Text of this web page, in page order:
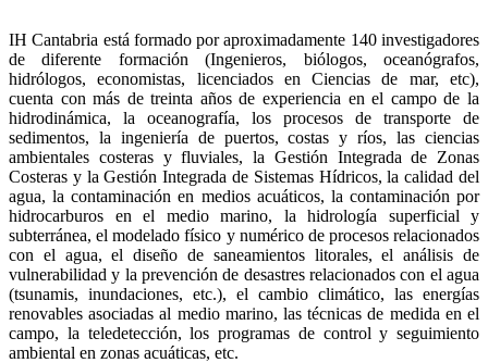
IH Cantabria está formado por aproximadamente 140 investigadores
de diferente formación (Ingenieros, biólogos, oceanógrafos,
hidrólogos, economistas, licenciados en Ciencias de mar, etc),
cuenta con más de treinta años de experiencia en el campo de la
hidrodinámica, la oceanografía, los procesos de transporte de
sedimentos, la ingeniería de puertos, costas y ríos, las ciencias
ambientales costeras y fluviales, la Gestión Integrada de Zonas
Costeras y la Gestión Integrada de Sistemas Hídricos, la calidad del
agua, la contaminación en medios acuáticos, la contaminación por
hidrocarburos en el medio marino, la hidrología superficial y
subterránea, el modelado físico y numérico de procesos relacionados
con el agua, el diseño de saneamientos litorales, el análisis de
vulnerabilidad y la prevención de desastres relacionados con el agua
(tsunamis, inundaciones, etc.), el cambio climático, las energías
renovables asociadas al medio marino, las técnicas de medida en el
campo, la teledetección, los programas de control y seguimiento
ambiental en zonas acuáticas, etc.